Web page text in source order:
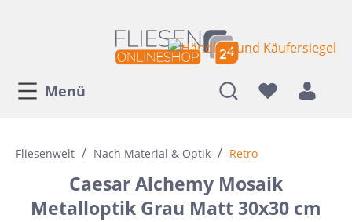
Menü
Fliesenwelt / Nach Material & Optik / Retro
Caesar Alchemy Mosaik
Metalloptik Grau Matt 30x30 cm